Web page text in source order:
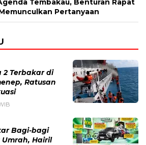
Tembakau, Benturan Rapat
Pertanyaan
2 Terbakar di
Ratusan
Bagi-bagi
Hairil